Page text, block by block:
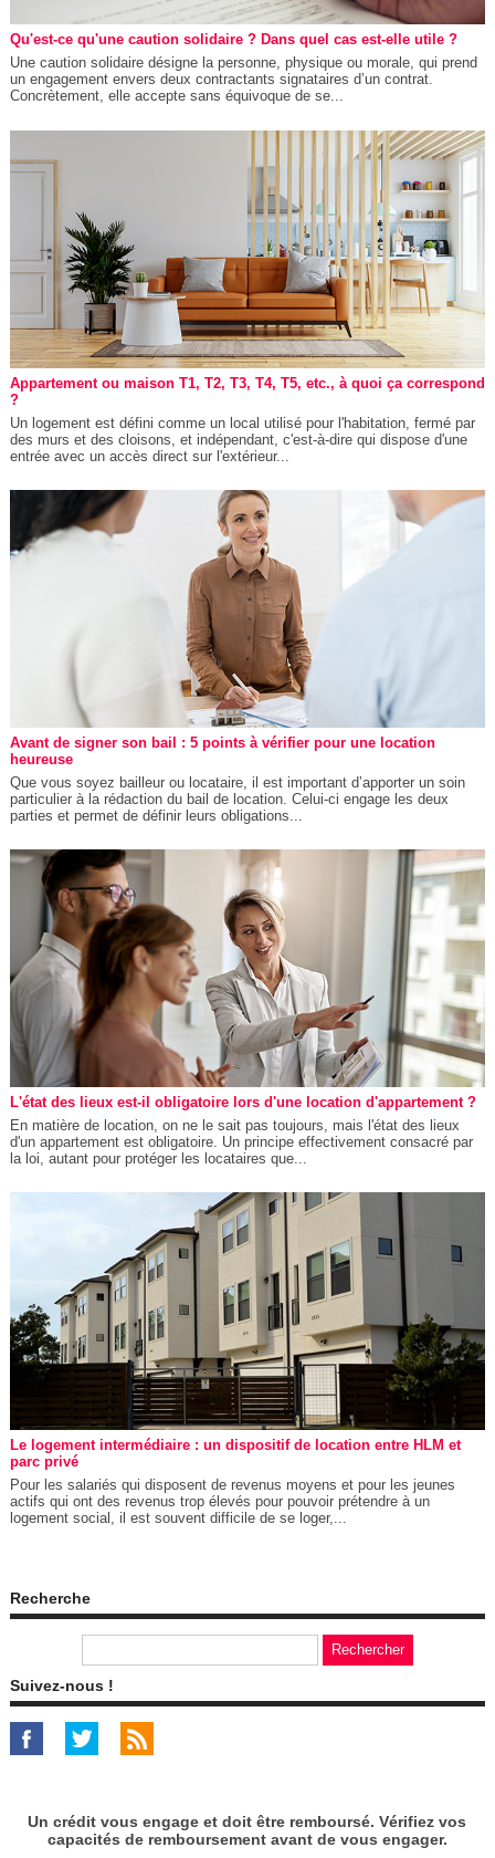
Qu'est-ce qu'une caution solidaire ? Dans quel cas est-elle utile ?
Une caution solidaire désigne la personne, physique ou morale, qui prend
un engagement envers deux contractants signataires d’un contrat.
Concrètement, elle accepte sans équivoque de se...
Appartement ou maison T1, T2, T3, T4, T5, etc., à quoi ça correspond
?
Un logement est défini comme un local utilisé pour l'habitation, fermé par
des murs et des cloisons, et indépendant, c'est-à-dire qui dispose d'une
entrée avec un accès direct sur l'extérieur...
Avant de signer son bail : 5 points à vérifier pour une location
heureuse
Que vous soyez bailleur ou locataire, il est important d’apporter un soin
particulier à la rédaction du bail de location. Celui-ci engage les deux
parties et permet de définir leurs obligations...
L'état des lieux est-il obligatoire lors d'une location d'appartement ?
En matière de location, on ne le sait pas toujours, mais l'état des lieux
d'un appartement est obligatoire. Un principe effectivement consacré par
la loi, autant pour protéger les locataires que...
Le logement intermédiaire : un dispositif de location entre HLM et
parc privé
Pour les salariés qui disposent de revenus moyens et pour les jeunes
actifs qui ont des revenus trop élevés pour pouvoir prétendre à un
logement social, il est souvent difficile de se loger,...
Recherche
Suivez-nous !
Un crédit vous engage et doit être remboursé. Vérifiez vos
capacités de remboursement avant de vous engager.